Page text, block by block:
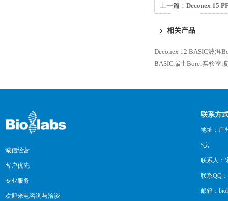
上一篇： Deconex 15
相关产品
Deconex 12 BASIC波洱
BASIC瑞士Borer实验室
诚信经营
客户优先
专业服务
欢迎来电咨询与洽谈
联系方
地址：广
5房
联系人：
联系QQ
邮箱：